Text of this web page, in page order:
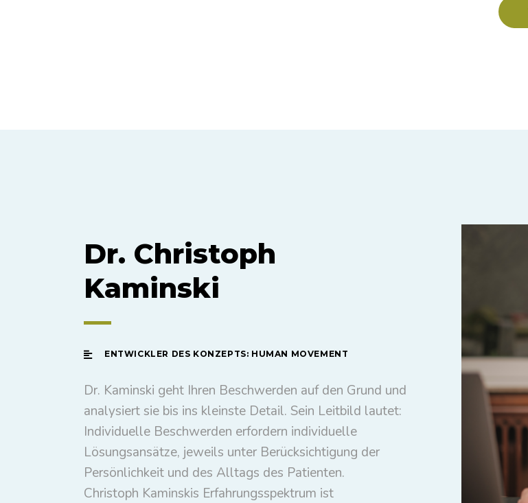
Dr. Christoph
Kaminski
ENTWICKLER DES KONZEPTS: HUMAN MOVEMENT
Dr. Kaminski geht Ihren Beschwerden auf den Grund und
analysiert sie bis ins kleinste Detail. Sein Leitbild lautet:
Individuelle Beschwerden erfordern individuelle
Lösungsansätze, jeweils unter Berücksichtigung der
Persönlichkeit und des Alltags des Patienten.
Christoph Kaminskis Erfahrungsspektrum ist